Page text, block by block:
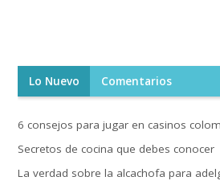
Lo Nuevo Comentarios
6 consejos para jugar en casinos
Secretos de cocina que debes conocer
La verdad sobre la alcachofa para